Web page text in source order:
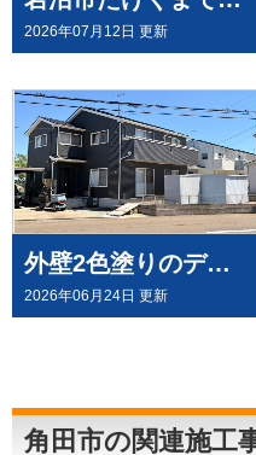
2026年07月12日 更新
外壁2色塗りのデコラトーン工法で、施工させていただきました。（ウルトラペイントシリーズ）
2026年06月24日 更新
角田市の関連施工